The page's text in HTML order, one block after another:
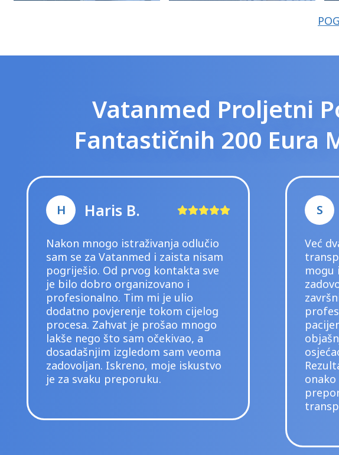
Vatanmed Proljetni
Fantastičnih 200 Eura
nisam
Samir S.
Već dva puta sam radio
transplantaciju kose u ovoj klinici i
mogu iskreno reći da sam veoma
zadovoljan. Od prvog kontakta do
završnih kontrola usluga je bila
profesionalna, ljubazna i posvećena
pacijentu. Sve mi je detaljno
objašnjeno, a tokom zahvata
osjećao sam se sigurno i opušteno.
Rezultati izgledaju prirodno i baš
onako kako sam želio. Topla